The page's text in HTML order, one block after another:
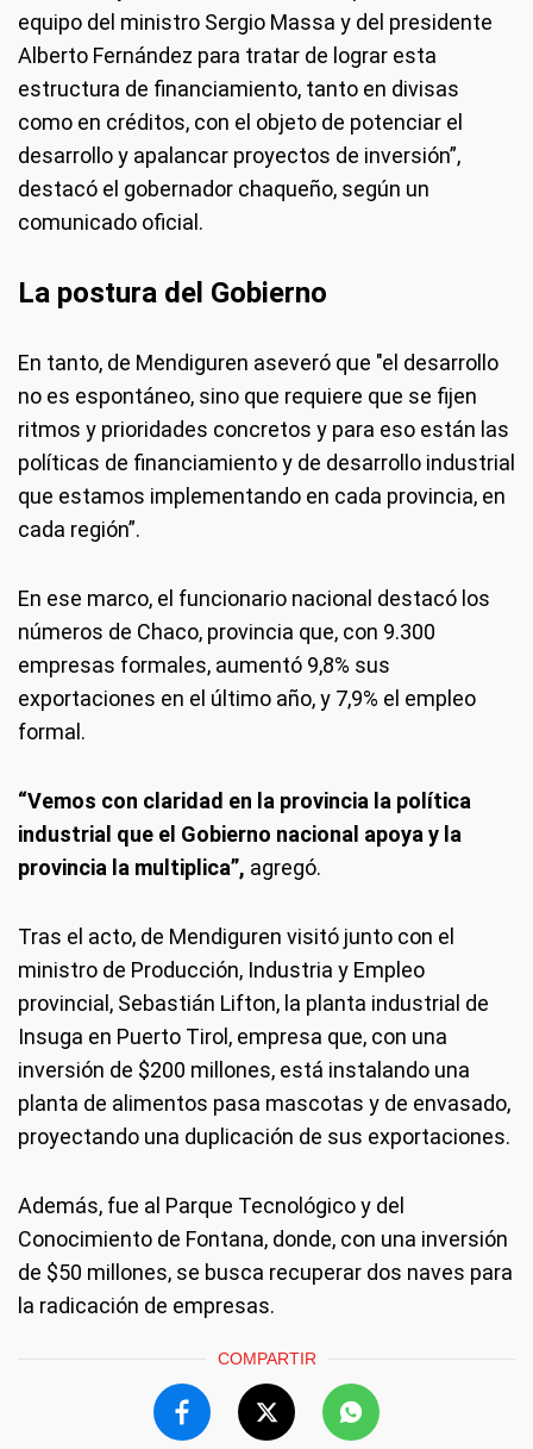
equipo del ministro Sergio Massa y del presidente
Alberto Fernández para tratar de lograr esta
estructura de financiamiento, tanto en divisas
como en créditos, con el objeto de potenciar el
desarrollo y apalancar proyectos de inversión”,
destacó el gobernador chaqueño, según un
comunicado oficial.
La postura del Gobierno
En tanto, de Mendiguren aseveró que "el desarrollo
no es espontáneo, sino que requiere que se fijen
ritmos y prioridades concretos y para eso están las
políticas de financiamiento y de desarrollo industrial
que estamos implementando en cada provincia, en
cada región”.
En ese marco, el funcionario nacional destacó los
números de Chaco, provincia que, con 9.300
empresas formales, aumentó 9,8% sus
exportaciones en el último año, y 7,9% el empleo
formal.
“Vemos con claridad en la provincia la política
industrial que el Gobierno nacional apoya y la
provincia la multiplica”, agregó.
Tras el acto, de Mendiguren visitó junto con el
ministro de Producción, Industria y Empleo
provincial, Sebastián Lifton, la planta industrial de
Insuga en Puerto Tirol, empresa que, con una
inversión de $200 millones, está instalando una
planta de alimentos pasa mascotas y de envasado,
proyectando una duplicación de sus exportaciones.
Además, fue al Parque Tecnológico y del
Conocimiento de Fontana, donde, con una inversión
de $50 millones, se busca recuperar dos naves para
la radicación de empresas.
COMPARTIR